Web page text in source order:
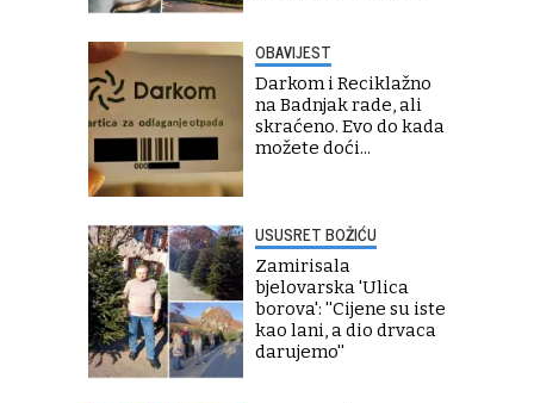
OBAVIJEST
Darkom i Reciklažno
na Badnjak rade, ali
skraćeno. Evo do kada
možete doći...
USUSRET BOŽIĆU
Zamirisala
bjelovarska 'Ulica
borova': ''Cijene su iste
kao lani, a dio drvaca
darujemo''